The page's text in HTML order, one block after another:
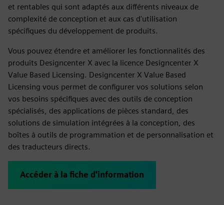
et rentables qui sont adaptés aux différents niveaux de
complexité de conception et aux cas d'utilisation
spécifiques du développement de produits.
Vous pouvez étendre et améliorer les fonctionnalités des
produits Designcenter X avec la licence Designcenter X
Value Based Licensing. Designcenter X Value Based
Licensing vous permet de configurer vos solutions selon
vos besoins spécifiques avec des outils de conception
spécialisés, des applications de pièces standard, des
solutions de simulation intégrées à la conception, des
boîtes à outils de programmation et de personnalisation et
des traducteurs directs.
Accéder à la fiche d'information